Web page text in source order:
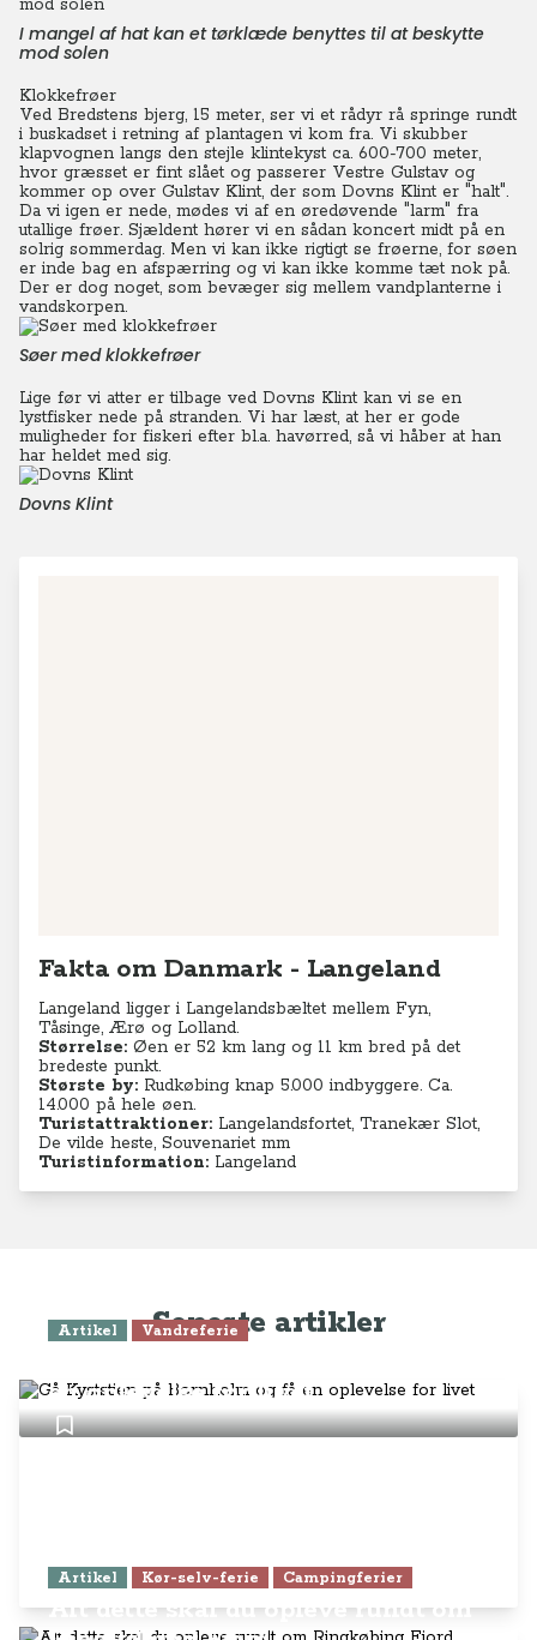
I mangel af hat kan et tørklæde benyttes til at beskytte
mod solen
Klokkefrøer
Ved Bredstens bjerg, 15 meter, ser vi et rådyr rå springe rundt
i buskadset i retning af plantagen vi kom fra. Vi skubber
klapvognen langs den stejle klintekyst ca. 600-700 meter,
hvor græsset er fint slået og passerer Vestre Gulstav og
kommer op over Gulstav Klint, der som Dovns Klint er "halt".
Da vi igen er nede, mødes vi af en øredøvende "larm" fra
utallige frøer. Sjældent hører vi en sådan koncert midt på en
solrig sommerdag. Men vi kan ikke rigtigt se frøerne, for søen
er inde bag en afspærring og vi kan ikke komme tæt nok på.
Der er dog noget, som bevæger sig mellem vandplanterne i
vandskorpen.
Søer med klokkefrøer
Lige før vi atter er tilbage ved Dovns Klint kan vi se en
lystfisker nede på stranden. Vi har læst, at her er gode
muligheder for fiskeri efter bl.a. havørred, så vi håber at han
har heldet med sig.
Dovns Klint
Fakta om Danmark - Langeland
Langeland ligger i Langelandsbæltet mellem Fyn,
Tåsinge, Ærø og Lolland.
Størrelse: Øen er 52 km lang og 11 km bred på det
bredeste punkt.
Største by: Rudkøbing knap 5.000 indbyggere. Ca.
14.000 på hele øen.
Turistattraktioner: Langelandsfortet, Tranekær Slot,
De vilde heste, Souvenariet mm
Turistinformation: Langeland
Seneste artikler
Artikel Vandreferie
en oplevelse for livet
Artikel Kør-selv-ferie Campingferier
Alt dette skal du opleve rundt om